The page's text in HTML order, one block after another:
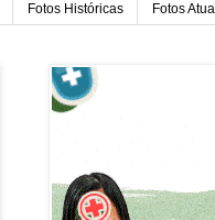
Fotos Históricas Fotos